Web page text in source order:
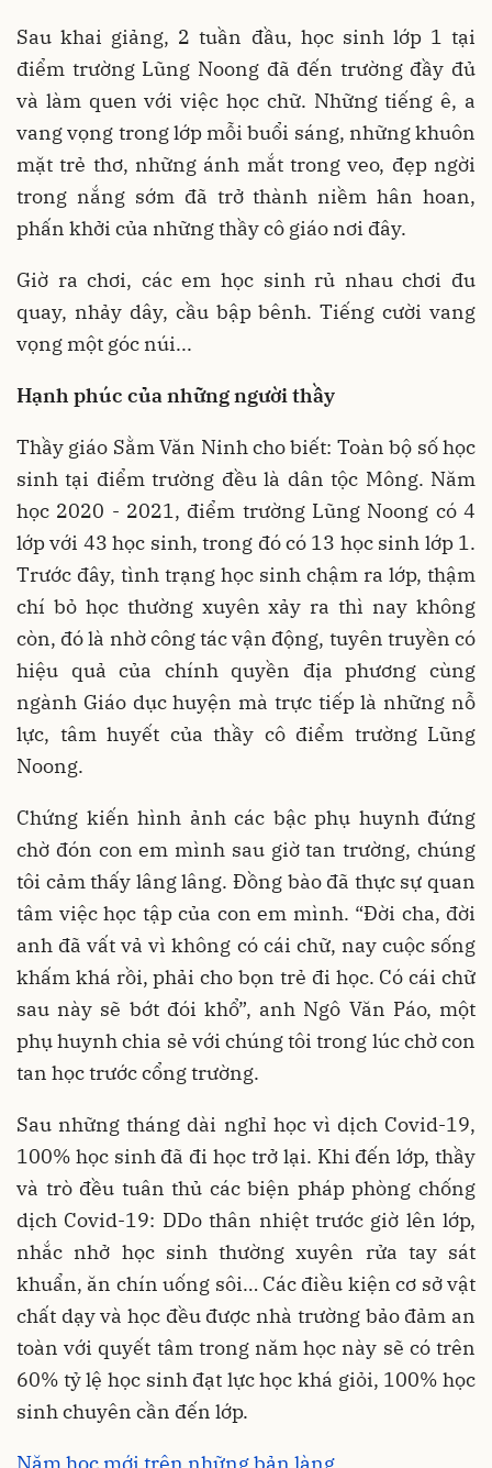
Sau khai giảng, 2 tuần đầu, học sinh lớp 1 tại
điểm trường Lũng Noong đã đến trường đầy đủ
và làm quen với việc học chữ. Những tiếng ê, a
vang vọng trong lớp mỗi buổi sáng, những khuôn
mặt trẻ thơ, những ánh mắt trong veo, đẹp ngời
trong nắng sớm đã trở thành niềm hân hoan,
phấn khởi của những thầy cô giáo nơi đây.
Giờ ra chơi, các em học sinh rủ nhau chơi đu
quay, nhảy dây, cầu bập bênh. Tiếng cười vang
vọng một góc núi...
Hạnh phúc của những người thầy
Thầy giáo Sằm Văn Ninh cho biết: Toàn bộ số học
sinh tại điểm trường đều là dân tộc Mông. Năm
học 2020 - 2021, điểm trường Lũng Noong có 4
lớp với 43 học sinh, trong đó có 13 học sinh lớp 1.
Trước đây, tình trạng học sinh chậm ra lớp, thậm
chí bỏ học thường xuyên xảy ra thì nay không
còn, đó là nhờ công tác vận động, tuyên truyền có
hiệu quả của chính quyền địa phương cùng
ngành Giáo dục huyện mà trực tiếp là những nỗ
lực, tâm huyết của thầy cô điểm trường Lũng
Noong.
Chứng kiến hình ảnh các bậc phụ huynh đứng
chờ đón con em mình sau giờ tan trường, chúng
tôi cảm thấy lâng lâng. Đồng bào đã thực sự quan
tâm việc học tập của con em mình. “Đời cha, đời
anh đã vất vả vì không có cái chữ, nay cuộc sống
khấm khá rồi, phải cho bọn trẻ đi học. Có cái chữ
sau này sẽ bớt đói khổ”, anh Ngô Văn Páo, một
phụ huynh chia sẻ với chúng tôi trong lúc chờ con
tan học trước cổng trường.
Sau những tháng dài nghỉ học vì dịch Covid-19,
100% học sinh đã đi học trở lại. Khi đến lớp, thầy
và trò đều tuân thủ các biện pháp phòng chống
dịch Covid-19: DDo thân nhiệt trước giờ lên lớp,
nhắc nhở học sinh thường xuyên rửa tay sát
khuẩn, ăn chín uống sôi… Các điều kiện cơ sở vật
chất dạy và học đều được nhà trường bảo đảm an
toàn với quyết tâm trong năm học này sẽ có trên
60% tỷ lệ học sinh đạt lực học khá giỏi, 100% học
sinh chuyên cần đến lớp.